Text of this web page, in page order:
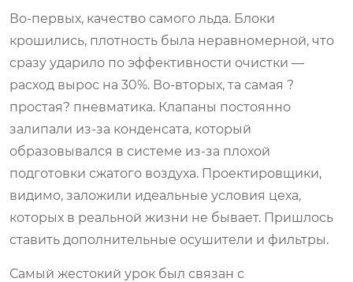
Во-первых, качество самого льда. Блоки
крошились, плотность была неравномерной, что
сразу ударило по эффективности очистки —
расход вырос на 30%. Во-вторых, та самая ?
простая? пневматика. Клапаны постоянно
залипали из-за конденсата, который
образовывался в системе из-за плохой
подготовки сжатого воздуха. Проектировщики,
видимо, заложили идеальные условия цеха,
которых в реальной жизни не бывает. Пришлось
ставить дополнительные осушители и фильтры.
Самый жестокий урок был связан с